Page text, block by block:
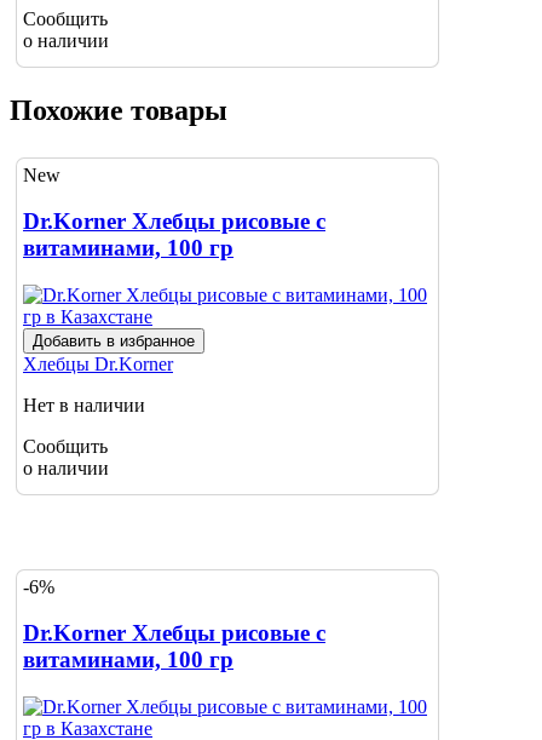
Сообщить
о наличии
Похожие товары
New
Dr.Korner Хлебцы рисовые с
витаминами, 100 гр
Добавить в избранное
Хлебцы Dr.Korner
Нет в наличии
Сообщить
о наличии
-6%
Dr.Korner Хлебцы рисовые с
витаминами, 100 гр